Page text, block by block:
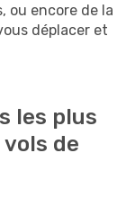
ou encore de la
déplacer et
les plus
de